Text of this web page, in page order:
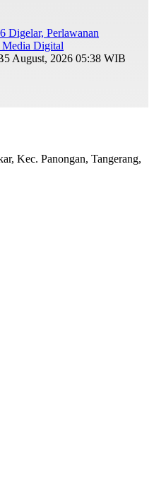
Digelar, Perlawanan
Media Digital
5 August, 2026 05:38 WIB
Kec. Panongan, Tangerang,